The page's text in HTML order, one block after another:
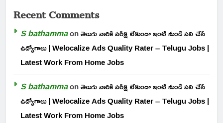
Recent Comments
S bathammaonతెలుగు వారికి పరీక్ష లేకుండా ఇంటి నుండి పని చేసే
ఉద్యోగాలు | Welocalize Ads Quality Rater – Telugu Jobs |
Latest Work From Home Jobs
S bathammaonతెలుగు వారికి పరీక్ష లేకుండా ఇంటి నుండి పని చేసే
ఉద్యోగాలు | Welocalize Ads Quality Rater – Telugu Jobs |
Latest Work From Home Jobs